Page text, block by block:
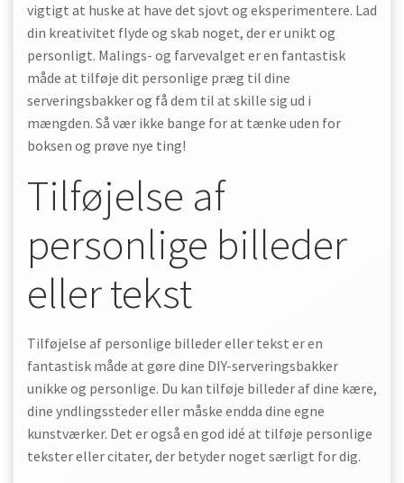
vigtigt at huske at have det sjovt og eksperimentere. Lad
din kreativitet flyde og skab noget, der er unikt og
personligt. Malings- og farvevalget er en fantastisk
måde at tilføje dit personlige præg til dine
serveringsbakker og få dem til at skille sig ud i
mængden. Så vær ikke bange for at tænke uden for
boksen og prøve nye ting!
Tilføjelse af
personlige billeder
eller tekst
Tilføjelse af personlige billeder eller tekst er en
fantastisk måde at gøre dine DIY-serveringsbakker
unikke og personlige. Du kan tilføje billeder af dine kære,
dine yndlingssteder eller måske endda dine egne
kunstværker. Det er også en god idé at tilføje personlige
tekster eller citater, der betyder noget særligt for dig.